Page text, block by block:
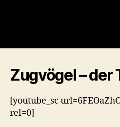
Zugvögel – der
[youtube_sc
rel=0]